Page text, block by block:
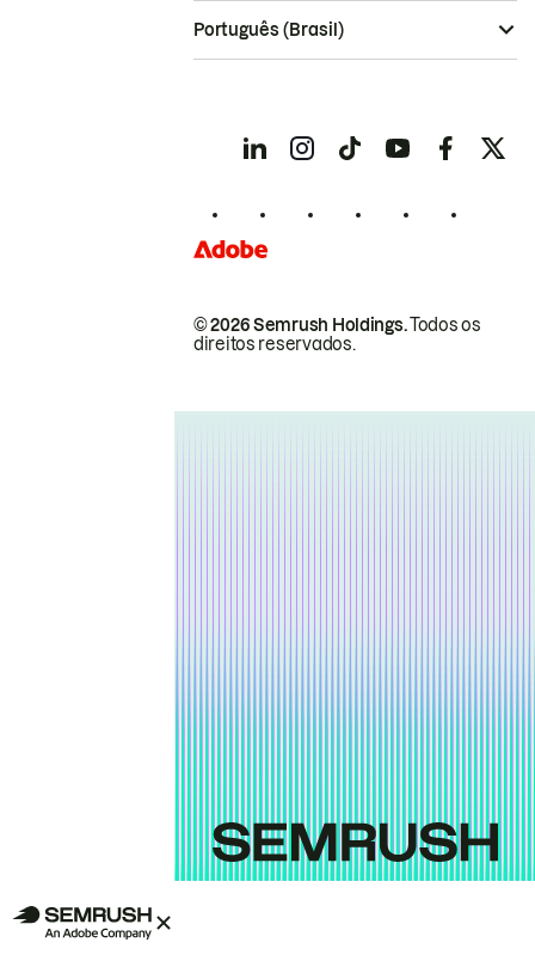
© 2026 Semrush Holdings.Todos os
direitos reservados.
Português (Brasil)